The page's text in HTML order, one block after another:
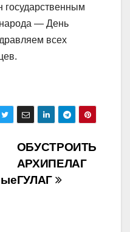
государственным
народа — День
всех
ОБУСТРОИТЬ
АРХИПЕЛАГ
ГУЛАГ